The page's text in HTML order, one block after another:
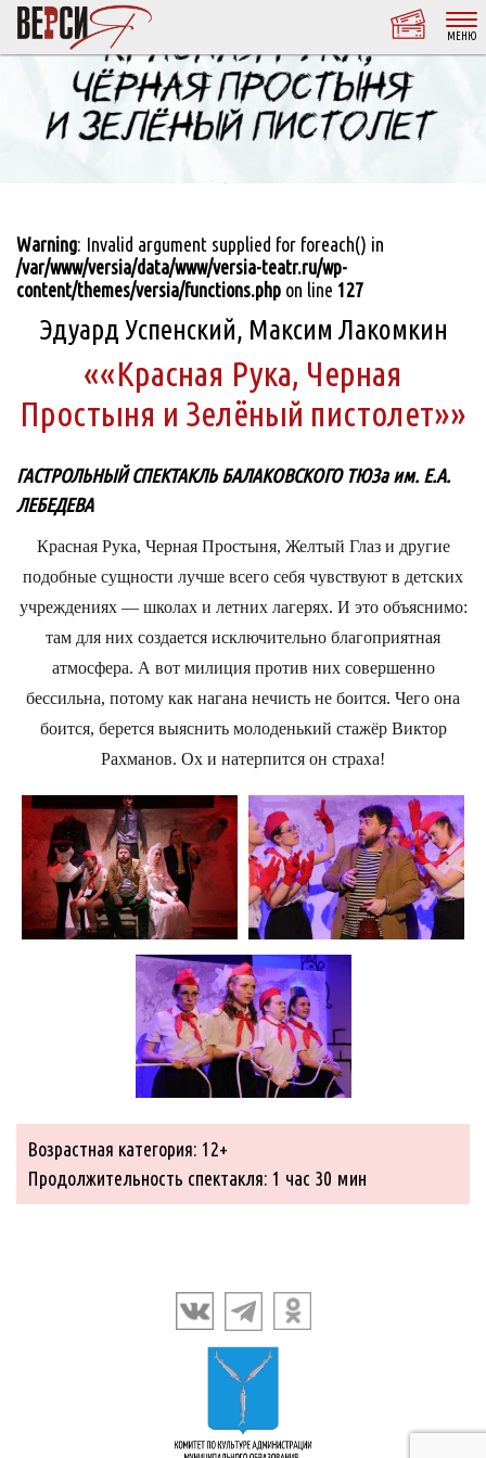
МЕНЮ
Warning: Invalid argument supplied for foreach() in
/var/www/versia/data/www/versia-teatr.ru/wp-
content/themes/versia/functions.php on line 127
Эдуард Успенский, Максим Лакомкин
««Красная Рука, Черная
Простыня и Зелёный пистолет»»
ГАСТРОЛЬНЫЙ СПЕКТАКЛЬ БАЛАКОВСКОГО ТЮЗа им. Е.А.
ЛЕБЕДЕВА
Красная Рука, Черная Простыня, Желтый Глаз и другие
подобные сущности лучше всего себя чувствуют в детских
учреждениях — школах и летних лагерях. И это объяснимо:
там для них создается исключительно благоприятная
атмосфера. А вот милиция против них совершенно
бессильна, потому как нагана нечисть не боится. Чего она
боится, берется выяснить молоденький стажёр Виктор
Рахманов. Ох и натерпится он страха!
Возрастная категория: 12+
Продолжительность спектакля: 1 час 30 мин